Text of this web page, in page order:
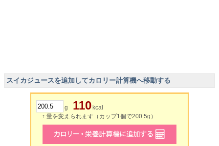
スイカジュースを追加してカロリー計算機へ移動する
g 110 kcal
↑ 量を変えられます（カップ1個で200.5g）